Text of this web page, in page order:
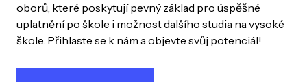
oborů, které poskytují pevný základ pro úspěšné
uplatnění po škole i možnost dalšího studia na vysoké
škole. Přihlaste se k nám a objevte svůj potenciál!